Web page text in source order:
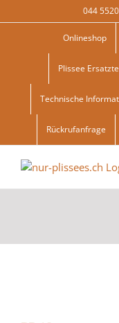
to
044
Onlineshop
Plissee
Technische
Rückrufanfrage